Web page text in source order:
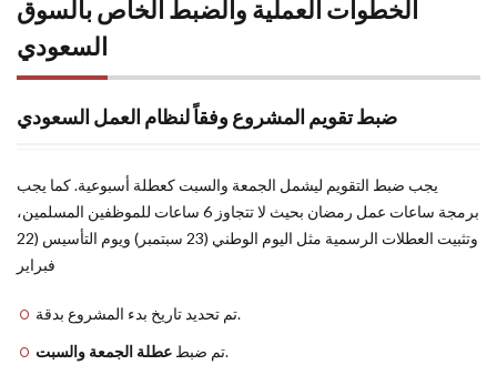
الخطوات العملية والضبط الخاص بالسوق
السعودي
ضبط تقويم المشروع وفقاً لنظام العمل السعودي
يجب ضبط التقويم ليشمل الجمعة والسبت كعطلة أسبوعية. كما يجب
برمجة ساعات عمل رمضان بحيث لا تتجاوز 6 ساعات للموظفين المسلمين،
وتثبيت العطلات الرسمية مثل اليوم الوطني (23 سبتمبر) ويوم التأسيس (22
فبراير
تم تحديد تاريخ بدء المشروع بدقة.
تم ضبط عطلة الجمعة والسبت
.